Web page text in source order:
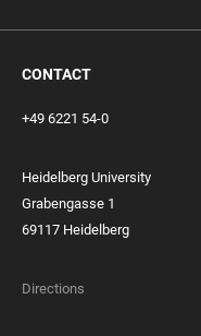
CONTACT
+49 6221 54-0
Heidelberg University
Grabengasse 1
69117 Heidelberg
Directions